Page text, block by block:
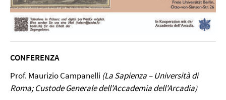
CONFERENZA
Prof. Maurizio Campanelli (La Sapienza – Università di
Roma; Custode Generaledell'Accademia dell'Arcadia)